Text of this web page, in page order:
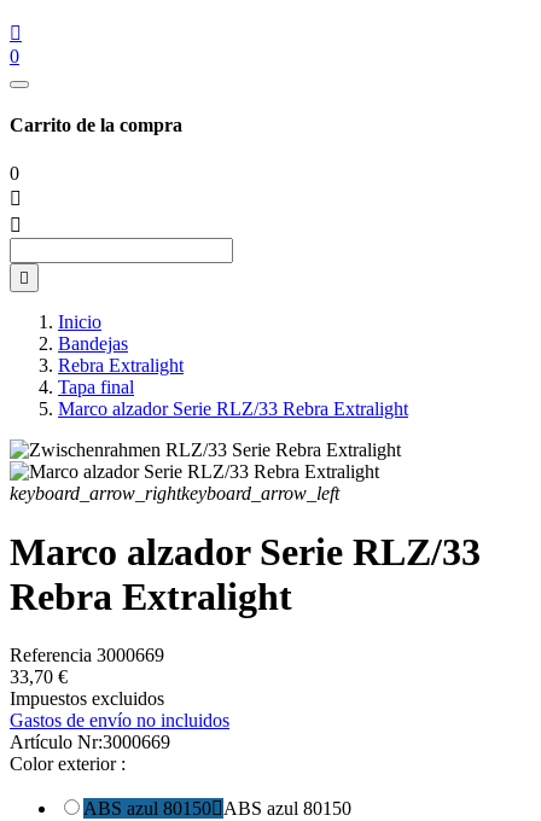

0
Carrito de la compra
0



Inicio
Bandejas
Rebra Extralight
Tapa final
Marco alzador Serie RLZ/33 Rebra Extralight
keyboard_arrow_rightkeyboard_arrow_left
Marco alzador Serie RLZ/33
Rebra Extralight
Referencia 3000669
33,70 €
Impuestos excluidos
Gastos de envío no incluidos
Artículo Nr:3000669
Color exterior :
ABS azul 80150ABS azul 80150